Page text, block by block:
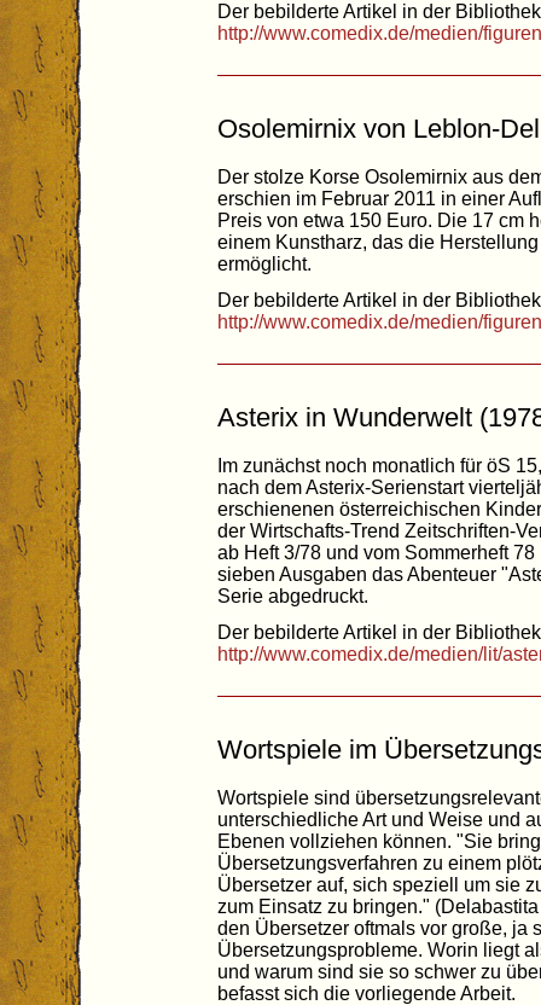
Der bebilderte Artikel in der
http://www.comedix.de/medien/
Osolemirnix von Leblon-
Der stolze Korse Osolemirnix aus
erschien im Februar 2011 in einer
Preis von etwa 150 Euro. Die 17 cm
einem Kunstharz, das die
ermöglicht.
Der bebilderte Artikel in der
http://www.comedix.de/medien/
Asterix in Wunderwelt
Im zunächst noch monatlich für öS
nach dem Asterix-Serienstart
erschienenen österreichischen
der Wirtschafts-Trend Zeitschriften-
ab Heft 3/78 und vom Sommerheft
sieben Ausgaben das Abenteuer
Serie abgedruckt.
Der bebilderte Artikel in der
http://www.comedix.de/medien/lit/
Wortspiele im
Wortspiele sind
unterschiedliche Art und Weise und
Ebenen vollziehen können. "Sie
Übersetzungsverfahren zu einem
Übersetzer auf, sich speziell um sie
zum Einsatz zu bringen."
den Übersetzer oftmals vor große, ja
Übersetzungsprobleme. Worin liegt
und warum sind sie so schwer zu
befasst sich die vorliegende Arbeit.